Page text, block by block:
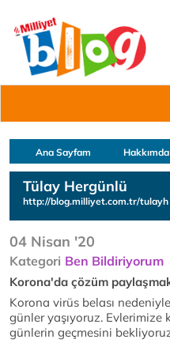
Ana Sayfam Hakkımda
Tülay Hergünlü
http://blog.milliyet.com.tr/tulayh
04 Nisan '20
Kategori Ben Bildiriyorum
Korona'da çözüm
Korona virüs belası
günler yaşıyoruz. Evlerimize
günlerin geçmesini